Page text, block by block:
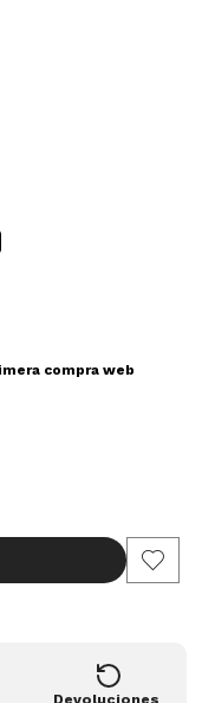
compra web
Devoluciones